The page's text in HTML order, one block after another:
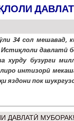
34 сол мешавад,
Истиқлоли давлатӣ
хурду бузурги
интизорӣ
яздони пок
ДАВЛАТӢ